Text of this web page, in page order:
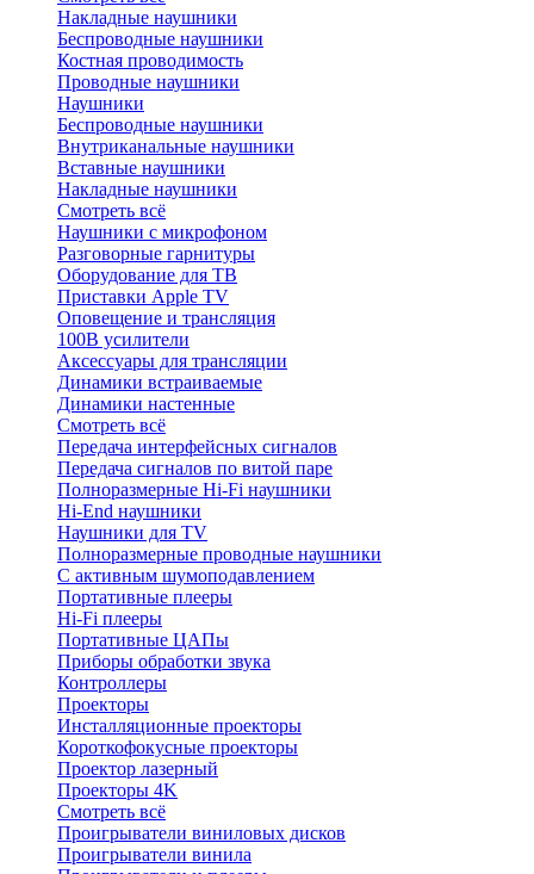
Накладные наушники
Беспроводные наушники
Костная проводимость
Проводные наушники
Наушники
Беспроводные наушники
Внутриканальные наушники
Вставные наушники
Накладные наушники
Смотреть всё
Наушники с микрофоном
Разговорные гарнитуры
Оборудование для ТВ
Приставки Apple TV
Оповещение и трансляция
100В усилители
Аксессуары для трансляции
Динамики встраиваемые
Динамики настенные
Смотреть всё
Передача интерфейсных сигналов
Передача сигналов по витой паре
Полноразмерные Hi-Fi наушники
Hi-End наушники
Наушники для TV
Полноразмерные проводные наушники
С активным шумоподавлением
Портативные плееры
Hi-Fi плееры
Портативные ЦАПы
Приборы обработки звука
Контроллеры
Проекторы
Инсталляционные проекторы
Короткофокусные проекторы
Проектор лазерный
Проекторы 4K
Смотреть всё
Проигрыватели виниловых дисков
Проигрыватели винила